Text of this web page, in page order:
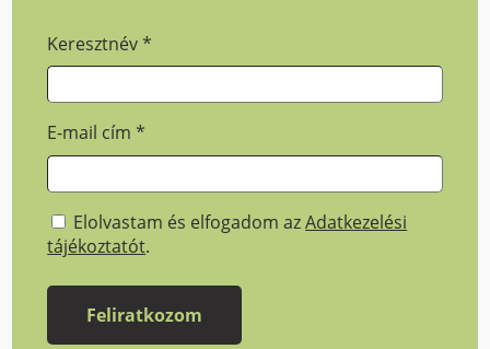
Keresztnév*
E-mail cím*
Elolvastam és elfogadom azAdatkezelési
tájékoztatót.